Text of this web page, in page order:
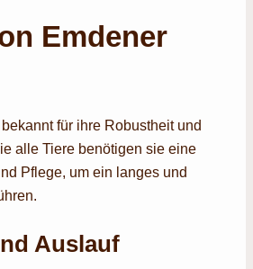
Emdener
für ihre Robustheit und
alle Tiere benötigen sie eine
Pflege, um ein langes und
Auslauf